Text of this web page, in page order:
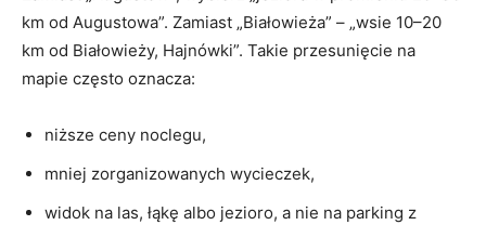
km od Augustowa”. Zamiast „Białowieża” – „wsie 10–20
km od Białowieży, Hajnówki”. Takie przesunięcie na
mapie często oznacza:
niższe ceny noclegu,
mniej zorganizowanych wycieczek,
widok na las, łąkę albo jezioro, a nie na parking z